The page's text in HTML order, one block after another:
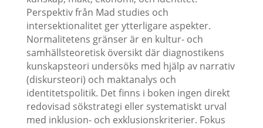
Perspektiv från Mad studies och
intersektionalitet ger ytterligare aspekter.
Normalitetens gränser är en kultur- och
samhällsteoretisk översikt där diagnostikens
kunskapsteori undersöks med hjälp av narrativ
(diskursteori) och maktanalys och
identitetspolitik. Det finns i boken ingen direkt
redovisad sökstrategi eller systematiskt urval
med inklusion- och exklusionskriterier. Fokus